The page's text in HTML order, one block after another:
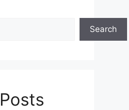
Search